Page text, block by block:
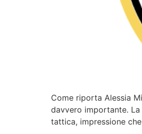
Come riporta Alessia
davvero importante.
tattica, impressione